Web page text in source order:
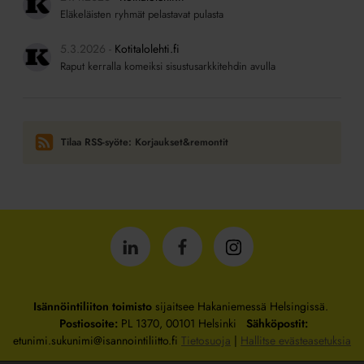
Eläkeläisten ryhmät pelastavat pulasta
5.3.2026 Kotitalolehti.fi
Raput kerralla komeiksi sisustusarkkitehdin avulla
Tilaa RSS-syöte: Korjaukset&remontit
IsännöintiliittoIsännöintiliittoIsännöintiliitto
Isännöintiliiton toimistosijaitsee Hakaniemessä Helsingissä.
Postiosoite: PL 1370, 00101 Helsinki Sähköpostit:
etunimi.sukunimi@isannointiliitto.fi Tietosuoja | Hallitse evästeasetuksia